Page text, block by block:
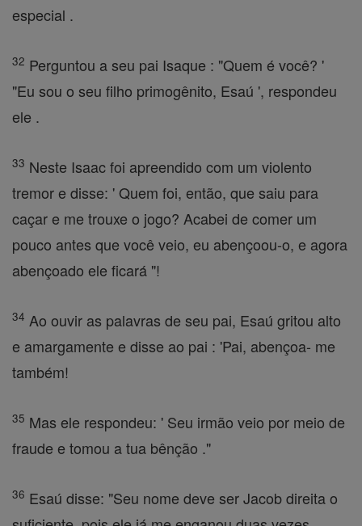
especial .
32 Perguntou a seu pai Isaque : "Quem é você? '
"Eu sou o seu filho primogênito, Esaú ', respondeu
ele .
33 Neste Isaac foi apreendido com um violento
tremor e disse: ' Quem foi, então, que saiu para
caçar e me trouxe o jogo? Acabei de comer um
pouco antes que você veio, eu abençoou-o, e agora
abençoado ele ficará "!
34 Ao ouvir as palavras de seu pai, Esaú gritou alto
e amargamente e disse ao pai : 'Pai, abençoa- me
também!
35 Mas ele respondeu: ' Seu irmão veio por meio de
fraude e tomou a tua bênção ."
36 Esaú disse: "Seu nome deve ser Jacob direita o